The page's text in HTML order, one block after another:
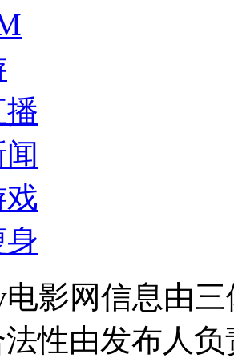
戏
身
电影网信息由
性由发布人